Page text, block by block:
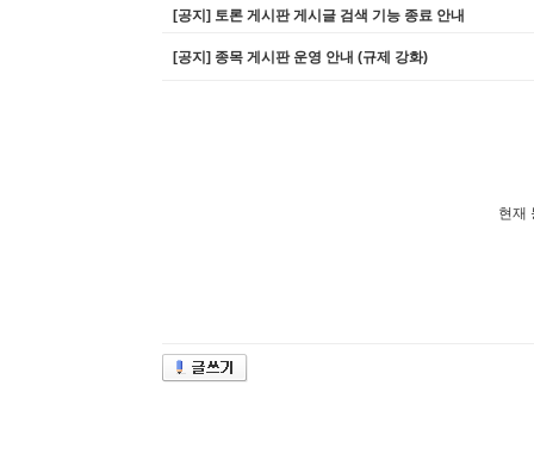
[공지] 토론 게시판 게시글 검색 기능 종료 안내
[공지] 종목 게시판 운영 안내 (규제 강화)
현재